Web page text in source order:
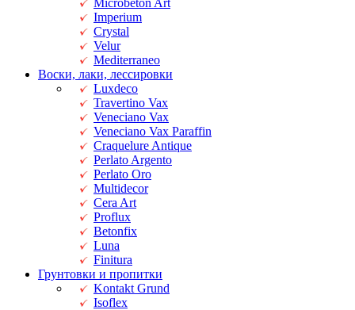
Imperium
Crystal
Velur
Mediterraneo
Воски, лаки, лессировки
Luxdeco
Travertino Vax
Veneciano Vax
Veneciano Vax Paraffin
Craquelure Antique
Perlato Argento
Perlato Oro
Multidecor
Cera Art
Proflux
Betonfix
Luna
Finitura
Грунтовки и пропитки
Kontakt Grund
Isoflex